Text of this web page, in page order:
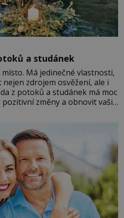
a studánek
Má jedinečné vlastnosti,
zdrojem osvěžení, ale i
z potoků a studánek má moc
změny a obnovit vaši
a přinést do svého života